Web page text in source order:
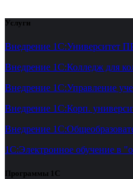
Услуги
Внедрение 1С:Университет
Внедрение 1С:Колледж для
Внедрение 1С:Управление
Внедрение 1С:Корп.
Внедрение
1С:Электронное обучение в
Программы 1С